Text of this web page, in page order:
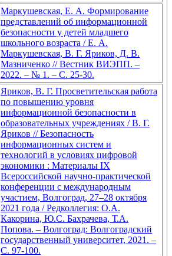
Маркушевская, Е. А. Формирование
представлений об информационной
безопасности у детей младшего
школьного возраста / Е. А.
Маркушевская, В. Г. Яриков, Д. В.
Мазниченко // Вестник ВИЭПП. –
2022. – № 1. – С. 25-30.
Яриков, В. Г. Просветительская работа
по повышению уровня
информационной безопасности в
образовательных учреждениях / В. Г.
Яриков // Безопасность
информационных систем и
технологий в условиях цифровой
экономики : Материалы IX
Всероссийской научно-практической
конференции с международным
участием, Волгоград, 27–28 октября
2021 года / Редколлегия: О.А.
Какорина, Ю.С. Бахрачева, Т.А.
Попова. – Волгоград: Волгоградский
государственный университет, 2021. –
С. 97-100.